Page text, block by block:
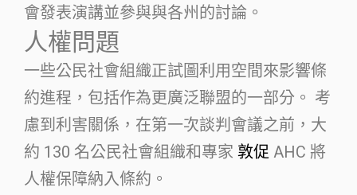
會發表演講並參與與各州的討論。
人權問題
一些公民社會組織正試圖利用空間來影響條
約進程，包括作為更廣泛聯盟的一部分。 考
慮到利害關係，在第一次談判會議之前，大
約 130 名公民社會組織和專家 敦促 AHC 將
人權保障納入條約。